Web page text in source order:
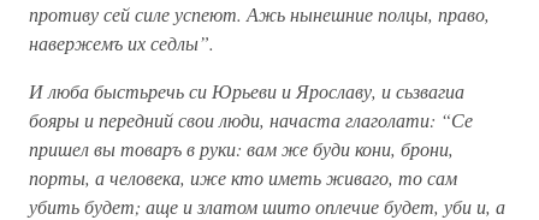
противу сей силе успеют. Ажь нынешние полцы, право,
навержемъ их седлы”.
И люба быстьречь си Юрьеви и Ярославу, и сьзвагиа
бояры и передний свои люди, начаста глаголати: “Се
пришел вы товаръ в руки: вам же буди кони, брони,
порты, а человека, иже кто иметь живаго, то сам
убить будет; аще и златом шито оплечие будет, уби и, а